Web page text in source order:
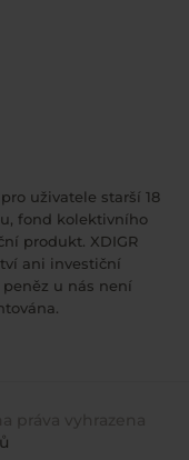
uživatele starší 18
fond kolektivního
produkt. XDIGR
ani investiční
u nás není